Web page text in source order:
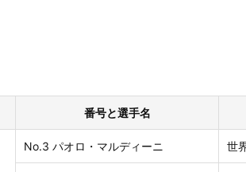
番号と選手名
No.3 パオロ・マルディーニ 世